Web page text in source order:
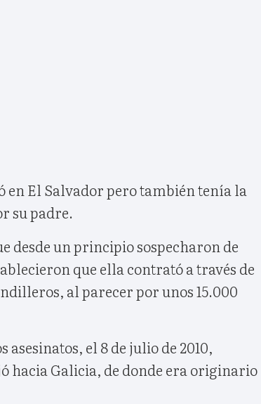
en El Salvador pero también tenía la
su padre.
desde un principio sospecharon de
que ella contrató a través de
al parecer por unos 15.000
asesinatos, el 8 de julio de 2010,
hacia Galicia, de donde era originario